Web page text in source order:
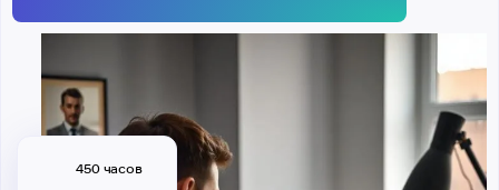
450 часов